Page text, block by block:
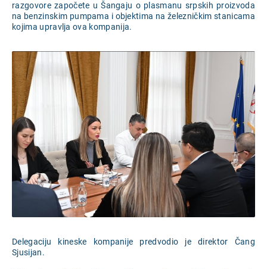
razgovore započete u Šangaju o plasmanu srpskih proizvoda
na benzinskim pumpama i objektima na železničkim stanicama
kojima upravlja ova kompanija.
Delegaciju kineske kompanije predvodio je direktor Čang
Sjusijan.